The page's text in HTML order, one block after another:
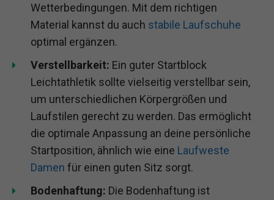
Wetterbedingungen. Mit dem richtigen
Material kannst du auch stabile Laufschuhe
optimal ergänzen.
Verstellbarkeit: Ein guter Startblock
Leichtathletik sollte vielseitig verstellbar sein,
um unterschiedlichen Körpergrößen und
Laufstilen gerecht zu werden. Das ermöglicht
die optimale Anpassung an deine persönliche
Startposition, ähnlich wie eine Laufweste
Damen für einen guten Sitz sorgt.
Bodenhaftung: Die Bodenhaftung ist